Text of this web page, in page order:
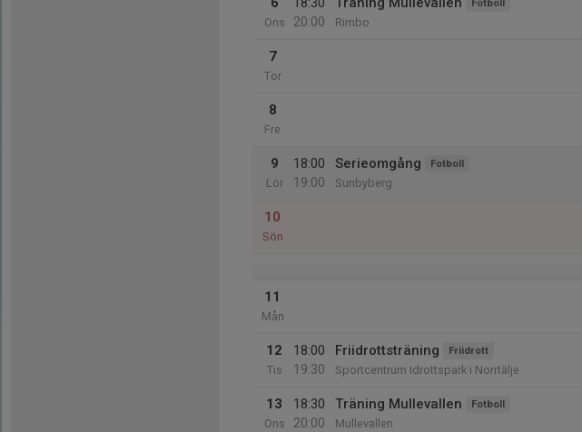
Ons
20:00
Fotboll
Rimbo
7
Tor
8
Fre
9
Lör
18:00
19:00
Serieomgång Fotboll
Sunbyberg
10
Sön
11
Mån
12
Tis
18:00
19:30
Friidrottsträning Friidrott
Sportcentrum Idrottspark i Norrtälje
13
Ons
18:30
20:00
Träning Mullevallen Fotboll
Mullevallen